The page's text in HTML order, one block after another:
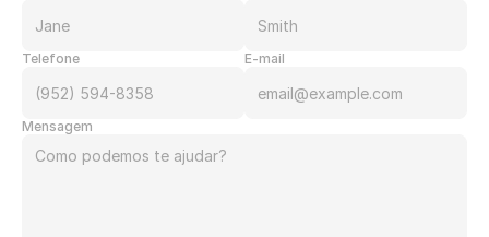
Telefone E-mail
Mensagem